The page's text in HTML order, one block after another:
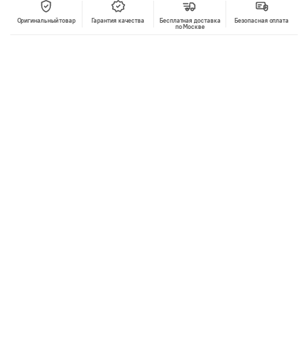
Оригинальный товар Гарантия качества
Бесплатная доставка
по Москве
Безопасная оплата